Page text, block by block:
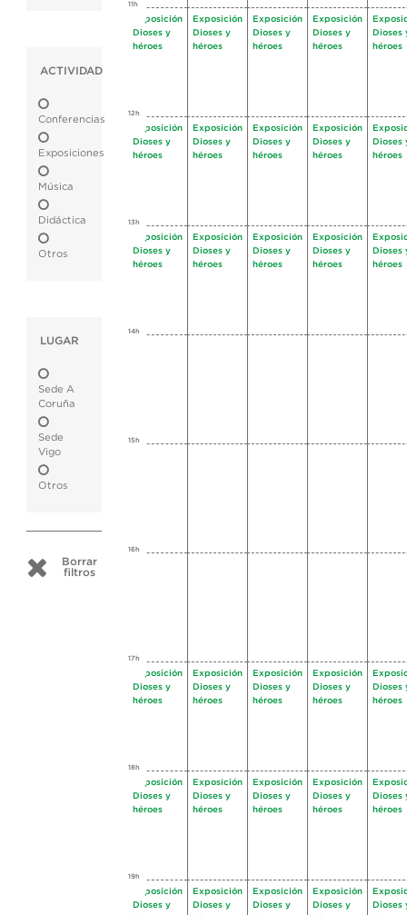
ACTIVIDAD
Conferencias
Exposiciones
Música
Didáctica
Otros
LUGAR
Sede A
Coruña
Sede
Vigo
Otros
Borrar
filtros
11h
Exposición
Dioses y
héroes
Exposición
Dioses y
héroes
Exposición
Dioses y
héroes
Exposición
Dioses y
héroes
Dioses
héroes
12h
Exposición
Dioses y
héroes
Exposición
Dioses y
héroes
Exposición
Dioses y
héroes
Exposición
Dioses y
héroes
Dioses
héroes
13h
Exposición
Dioses y
héroes
Exposición
Dioses y
héroes
Exposición
Dioses y
héroes
Exposición
Dioses y
héroes
Dioses
héroes
14h
15h
16h
17h
Exposición
Dioses y
héroes
Exposición
Dioses y
héroes
Exposición
Dioses y
héroes
Exposición
Dioses y
héroes
Dioses
héroes
18h
Exposición
Dioses y
héroes
Exposición
Dioses y
héroes
Exposición
Dioses y
héroes
Exposición
Dioses y
héroes
Dioses
héroes
19h
Exposición
Dioses y
Exposición
Dioses y
Exposición
Dioses y
Exposición
Dioses y
Dioses